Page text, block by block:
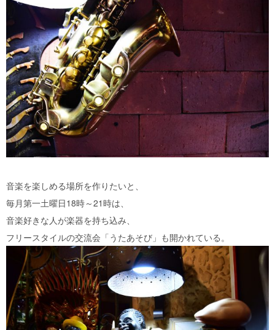
音楽を楽しめる場所を作りたいと、
毎月第一土曜日18時～21時は、
音楽好きな人が楽器を持ち込み、
フリースタイルの交流会「うたあそび」も開かれている。